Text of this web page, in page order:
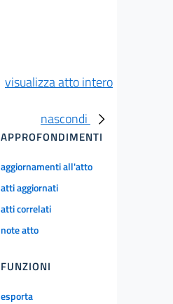
visualizza atto intero
nascondi
APPROFONDIMENTI
aggiornamenti all'atto
atti aggiornati
atti correlati
note atto
FUNZIONI
esporta